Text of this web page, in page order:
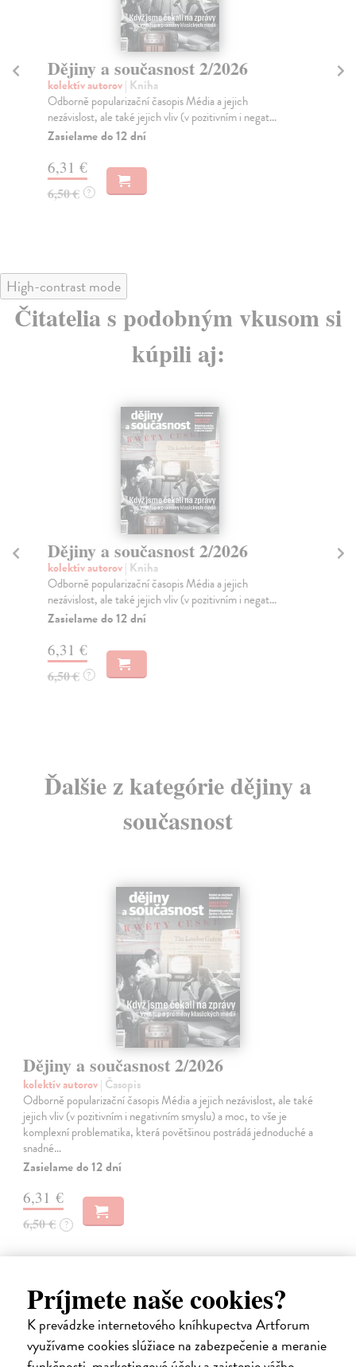
Príjmete naše cookies?
K prevádzke internetového kníhkupectva Artforum
využívame cookies slúžiace na zabezpečenie a meranie
Dějiny a současnost 2/2026
kolektív autorov| Kniha
Odborně popularizační časopis Média a jejich
nezávislost, ale také jejich vliv (v pozitivním i negat...
Zasielame do 12 dní
6,31 €
6,50 € ?
High-contrast mode
Čitatelia s podobným vkusom si
kúpili aj:
Dějiny a současnost 2/2026
kolektív autorov| Kniha
Odborně popularizační časopis Média a jejich
nezávislost, ale také jejich vliv (v pozitivním i negat...
Zasielame do 12 dní
6,31 €
6,50 € ?
Ďalšie z kategórie dějiny a
současnost
Dějiny a současnost 2/2026
kolektív autorov| Časopis
Odborně popularizační časopis Média a jejich nezávislost, ale také
jejich vliv (v pozitivním i negativním smyslu) a moc, to vše je
komplexní problematika, která povětšinou postrádá jednoduché a
snadné…
Zasielame do 12 dní
6,31 €
6,50 € ?